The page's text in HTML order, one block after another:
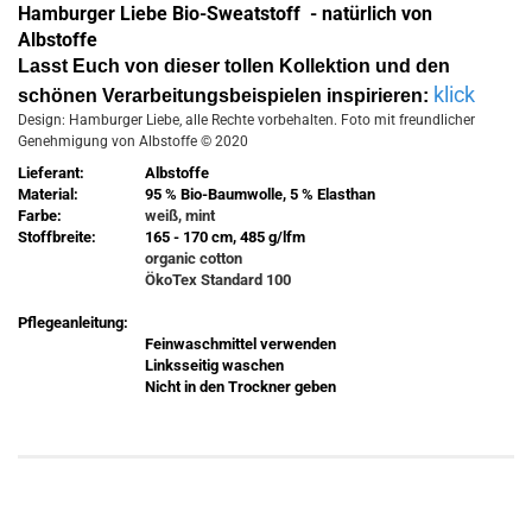
Hamburger Liebe Bio-Sweatstoff - natürlich von
Albstoffe
Lasst Euch von dieser tollen Kollektion und den
schönen Verarbeitungsbeispielen inspirieren: klick
Design: Hamburger Liebe, alle Rechte vorbehalten. Foto mit freundlicher
Genehmigung von Albstoffe © 2020
Lieferant:
Albstoffe
Material:
95 % Bio-Baumwolle, 5 % Elasthan
Farbe:
weiß, mint
Stoffbreite:
165 - 170 cm, 485 g/lfm
organic cotton
ÖkoTex Standard 100
Pflegeanleitung:
Feinwaschmittel verwenden
Linksseitig waschen
Nicht in den Trockner geben